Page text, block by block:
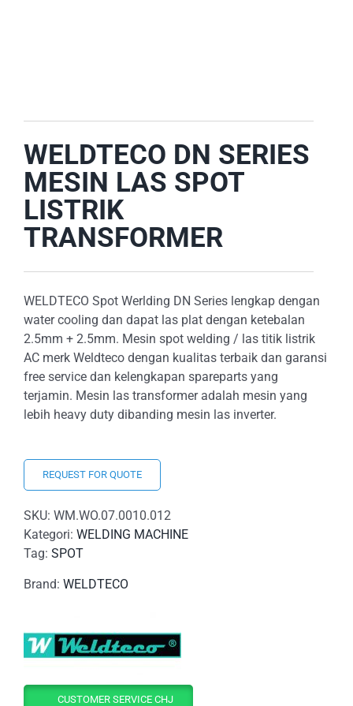
FOR:
WELDTECO DN SERIES
MESIN LAS SPOT
LISTRIK
TRANSFORMER
WELDTECO Spot Werlding DN Series lengkap dengan
water cooling dan dapat las plat dengan ketebalan
2.5mm + 2.5mm. Mesin spot welding / las titik listrik
AC merk Weldteco dengan kualitas terbaik dan garansi
free service dan kelengkapan spareparts yang
terjamin. Mesin las transformer adalah mesin yang
lebih heavy duty dibanding mesin las inverter.
REQUEST FOR QUOTE
SKU: WM.WO.07.0010.012
Kategori: WELDING MACHINE
Tag: SPOT
Brand: WELDTECO
CUSTOMER SERVICE CHJ